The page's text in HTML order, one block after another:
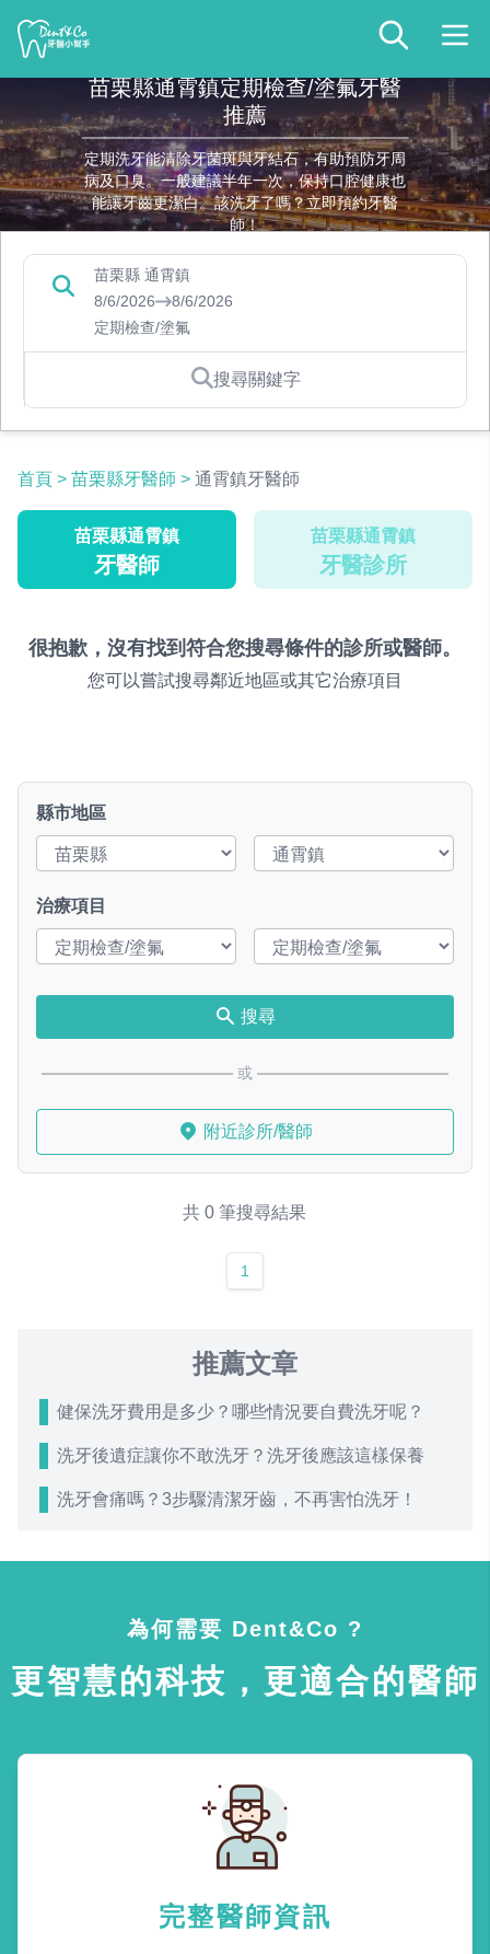
苗栗縣通霄鎮定期檢查/塗氟牙醫
推薦
定期洗牙能清除牙菌斑與牙結石，有助預防牙周
病及口臭。一般建議半年一次，保持口腔健康也
能讓牙齒更潔白。該洗牙了嗎？立即預約牙醫
師！
苗栗縣 通霄鎮
8/6/2026
8/6/2026
定期檢查/塗氟
搜尋關鍵字
首頁 > 苗栗縣牙醫師 > 通霄鎮牙醫師
苗栗縣通霄鎮
牙醫師
苗栗縣通霄鎮
牙醫診所
很抱歉，沒有找到符合您搜尋條件的診所或醫師。
您可以嘗試搜尋鄰近地區或其它治療項目
縣市地區
治療項目
搜尋
或
附近診所/醫師
共 0 筆搜尋結果
1
推薦文章
健保洗牙費用是多少？哪些情況要自費洗牙呢？
洗牙後遺症讓你不敢洗牙？洗牙後應該這樣保養
洗牙會痛嗎？3步驟清潔牙齒，不再害怕洗牙！
為何需要 Dent&Co ?
更智慧的科技，更適合的醫師
完整醫師資訊